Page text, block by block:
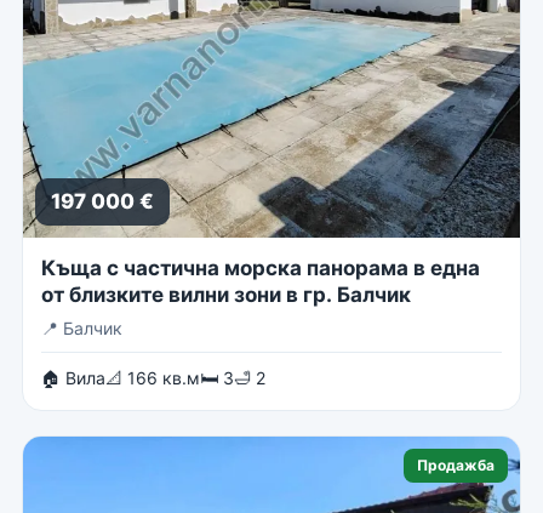
197 000 €
Къща с частична морска панорама в една
от близките вилни зони в гр. Балчик
📍 Балчик
🏠 Вила📐 166 кв.м🛏 3🛁 2
Продажба